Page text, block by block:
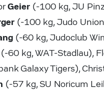
Geier (-100 kg, JU
(-100 kg, Judo
(-60 kg, Judoclub
(-60 kg, WAT-Stadlau),
Galaxy Tigers),
(-57 kg, SU Noricum